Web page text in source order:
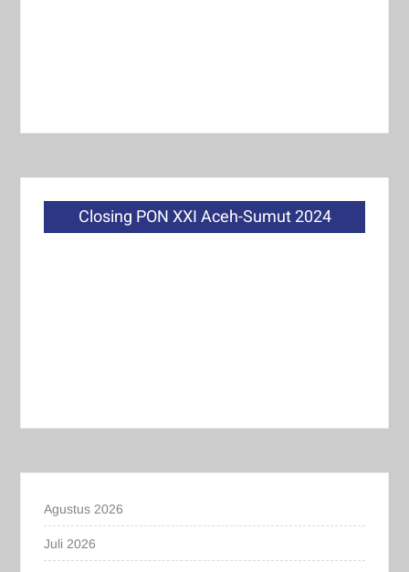
Closing PON XXI Aceh-Sumut 2024
Agustus 2026
Juli 2026